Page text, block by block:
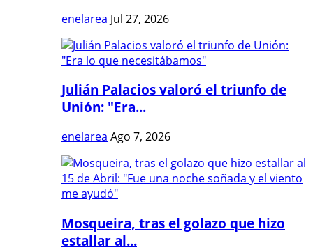
enelarea Jul 27, 2026
Julián Palacios valoró el triunfo de
Unión: "Era...
enelarea Ago 7, 2026
Mosqueira, tras el golazo que hizo
estallar al...